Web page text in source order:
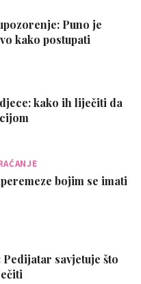
Puno je
kako postupati
kako ih liječiti da
bojim se imati
savjetuje što